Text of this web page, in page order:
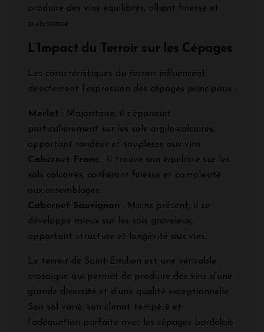
produire des vins équilibrés, alliant finesse et
puissance.
L’Impact du Terroir sur les Cépages
Les caractéristiques du terroir influencent
directement l’expression des cépages principaux :
Merlot : Majoritaire, il s’épanouit
particulièrement sur les sols argilo-calcaires,
apportant rondeur et souplesse aux vins.
Cabernet Franc : Il trouve son équilibre sur les
sols calcaires, conférant finesse et complexité
aux assemblages.
Cabernet Sauvignon : Moins présent, il se
développe mieux sur les sols graveleux,
apportant structure et longévité aux vins.
Le terroir de Saint-Émilion est une véritable
mosaïque qui permet de produire des vins d’une
grande diversité et d’une qualité exceptionnelle.
Son sol varié, son climat tempéré et
l’adéquation parfaite avec les cépages bordelais